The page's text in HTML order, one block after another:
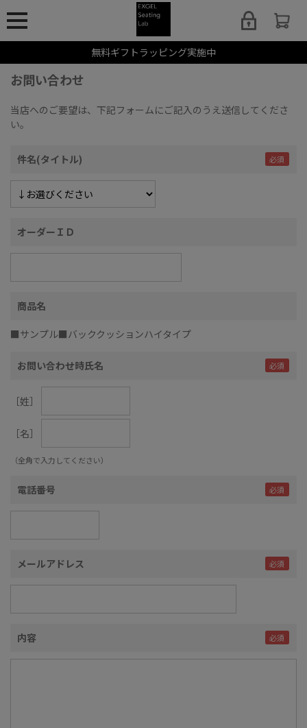
無料ギフトラッピング実施中
お問い合わせ
当店へのご要望は、下記フォームにご記入のうえ送信してくださ
い。
件名(タイトル)
オーダーＩＤ
商品名
■サンプル■バッククッションハイタイプ
お問い合わせ時氏名
［姓］
［名］
（全角で入力してください）
電話番号
メールアドレス
内容